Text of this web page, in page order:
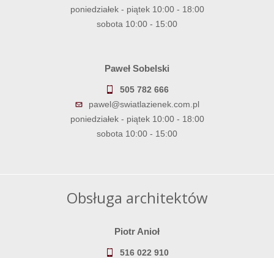
poniedziałek - piątek 10:00 - 18:00
sobota 10:00 - 15:00
Paweł Sobelski
505 782 666
pawel@swiatlazienek.com.pl
poniedziałek - piątek 10:00 - 18:00
sobota 10:00 - 15:00
Obsługa architektów
Piotr Anioł
516 022 910